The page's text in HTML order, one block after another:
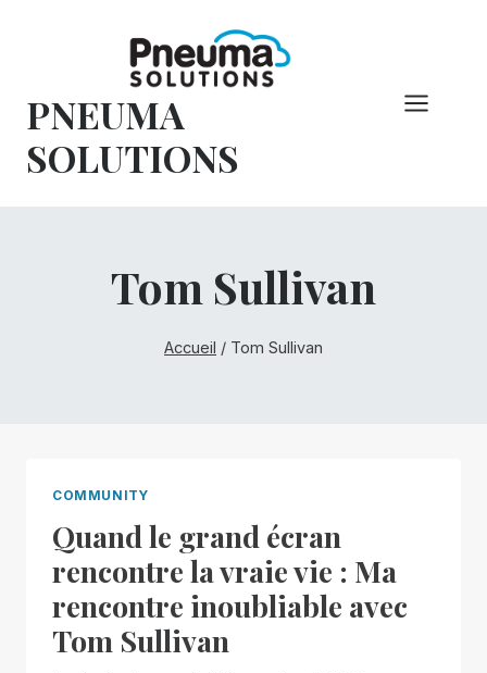
PNEUMA
SOLUTIONS
Tom Sullivan
Accueil / Tom Sullivan
COMMUNITY
Quand le grand écran
rencontre la vraie vie : Ma
rencontre inoubliable avec
Tom Sullivan